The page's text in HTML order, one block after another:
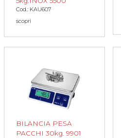
Cod.: KAU607
scopri
BILANCIA PESA
PACCHI 30kg. 9901